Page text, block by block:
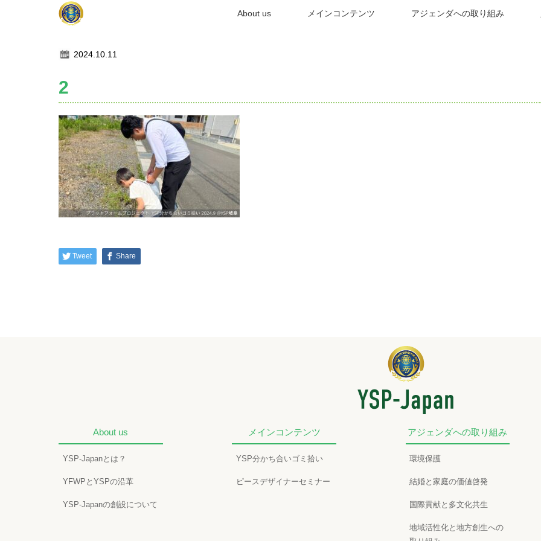
About us メインコンテンツ アジェンダへの取り組み
ホーム
2024.10.11
2
Tweet Share
About us
YSP-Japanとは？
YFWPとYSPの沿革
YSP-Japanの創設について
メインコンテンツ
YSP分かち合いゴミ拾い
ピースデザイナーセミナー
アジェンダへの取り組み
環境保護
結婚と家庭の価値啓発
国際貢献と多文化共生
地域活性化と地方創生への